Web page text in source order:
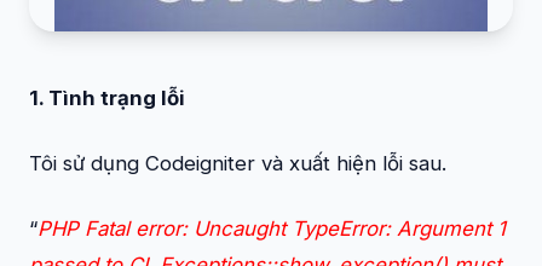
1. Tình trạng lỗi
Tôi sử dụng Codeigniter và xuất hiện lỗi sau.
“PHP Fatal error: Uncaught TypeError: Argument 1